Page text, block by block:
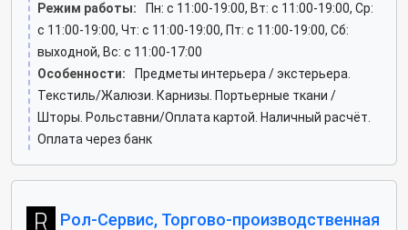
Режим работы:
Пн: c 11:00-19:00, Вт: c 11:00-19:00, Ср:
c 11:00-19:00, Чт: c 11:00-19:00, Пт: c 11:00-19:00, Сб:
выходной, Вс: c 11:00-17:00
Особенности:
Предметы интерьера / экстерьера.
Текстиль/Жалюзи. Карнизы. Портьерные ткани /
Шторы. Рольставни/Оплата картой. Наличный расчёт.
Оплата через банк
Рол-Сервис, Торгово-производственная